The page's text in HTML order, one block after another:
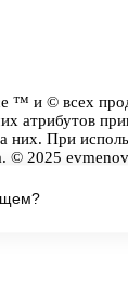
™ и © всех
атрибутов
них. При
© 2025